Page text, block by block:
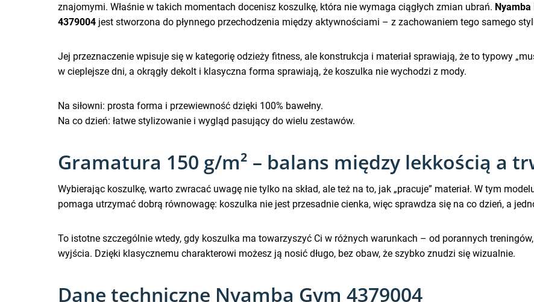
znajomymi. Właśnie w takich momentach docenisz koszulkę, która nie wymaga ciągłych zmian ubrań.
4379004 jest stworzona do płynnego przechodzenia między aktywnościami – z zachowaniem tego samego
Jej przeznaczenie wpisuje się w kategorię odzieży fitness, ale konstrukcja i materiał sprawiają, że to typowy
w cieplejsze dni, a okrągły dekolt i klasyczna forma sprawiają, że koszulka nie wychodzi z mody.
Na siłowni: prosta forma i przewiewność dzięki 100% bawełny.
Na co dzień: łatwe stylizowanie i wygląd pasujący do wielu zestawów.
Gramatura 150 g/m² – balans między lekkością a
Wybierając koszulkę, warto zwracać uwagę nie tylko na skład, ale też na to, jak „pracuje” materiał. W tym
pomaga utrzymać dobrą równowagę: koszulka nie jest przesadnie cienka, więc sprawdza się na co dzień, a
To istotne szczególnie wtedy, gdy koszulka ma towarzyszyć Ci w różnych warunkach – od porannych
wyjścia. Dzięki klasycznemu charakterowi możesz ją nosić długo, bez obaw, że szybko znudzi się wizualnie.
Dane techniczne Nyamba Gym 4379004